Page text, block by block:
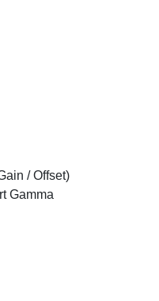
/ Offset)
Gamma